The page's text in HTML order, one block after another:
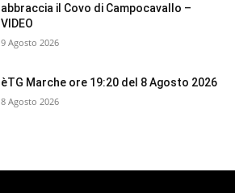
abbraccia il Covo di Campocavallo –
VIDEO
9 Agosto 2026
èTG Marche ore 19:20 del 8 Agosto 2026
8 Agosto 2026